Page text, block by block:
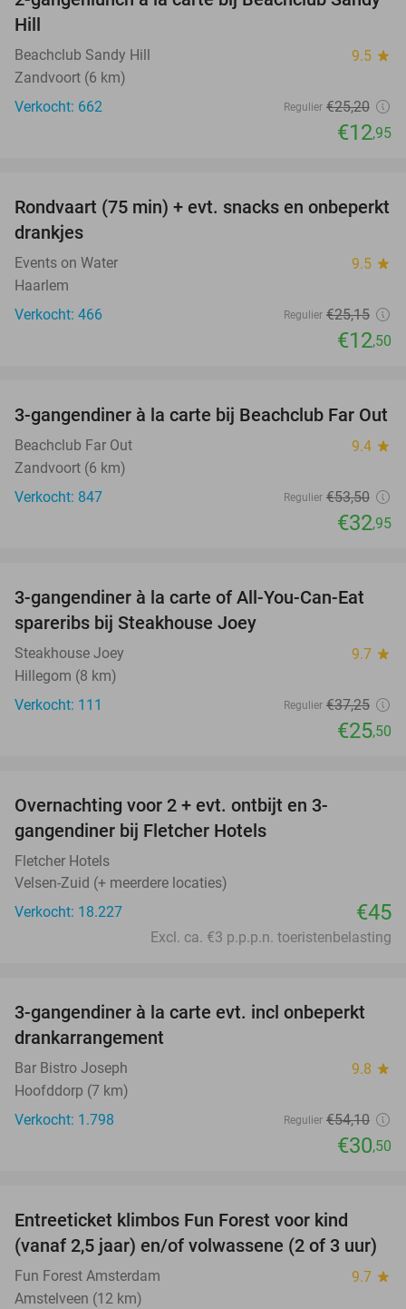
Hill
Beachclub Sandy Hill 9.5 star
Zandvoort (6 km)
Verkocht: 662
Regulier €25,20
€12,95
50%
Rondvaart (75 min) + evt. snacks en onbeperkt
drankjes
Events on Water 9.5 star
Haarlem
Verkocht: 466
Regulier €25,15
€12,50
38%
3-gangendiner à la carte bij Beachclub Far Out
Beachclub Far Out 9.4 star
Zandvoort (6 km)
Verkocht: 847
Regulier €53,50
€32,95
32%
3-gangendiner à la carte of All-You-Can-Eat
spareribs bij Steakhouse Joey
Steakhouse Joey 9.7 star
Hillegom (8 km)
Verkocht: 111
Regulier €37,25
€25,50
Overnachting voor 2 + evt. ontbijt en 3-
gangendiner bij Fletcher Hotels
Fletcher Hotels
Velsen-Zuid (+ meerdere locaties)
Verkocht: 18.227
€45
Excl. ca. €3 p.p.p.n. toeristenbelasting
44%
3-gangendiner à la carte evt. incl onbeperkt
drankarrangement
Bar Bistro Joseph 9.8 star
Hoofddorp (7 km)
Verkocht: 1.798
Regulier €54,10
€30,50
Entreeticket klimbos Fun Forest voor kind
(vanaf 2,5 jaar) en/of volwassene (2 of 3 uur)
Fun Forest Amsterdam 9.7 star
Amstelveen (12 km)